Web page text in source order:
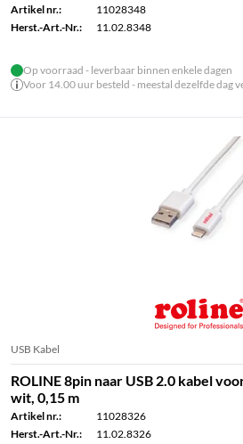
Artikel nr.:
11028348
Herst.-Art.-Nr.:
11.02.8348
Op voorraad - leverbaar binnen enkele dagen
Voor 14.00 uur besteld - meestal dezelfde dag
USB Kabel
ROLINE 8pin naar USB 2.0 kabel
wit, 0,15 m
Artikel nr.:
11028326
Herst.-Art.-Nr.:
11.02.8326